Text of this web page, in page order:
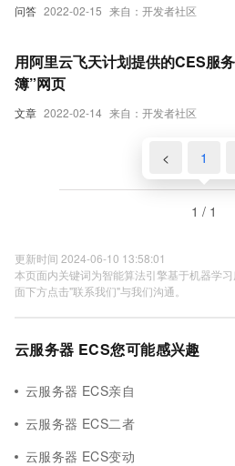
问答 2022-02-15 来自：开发者社区
文章 2022-02-14 来自：开发者社区
用阿里云飞天计划提供的CES服
簿”网页
< 1
1 / 1
更新时间 2024-06-10 13:58:01
本页面内关键词为智能算法引擎基于机器学
面下方点击"联系我们"与我们沟通。
云服务器 ECS您可能感兴趣
云服务器 ECS亲自
云服务器 ECS二者
云服务器 ECS变动